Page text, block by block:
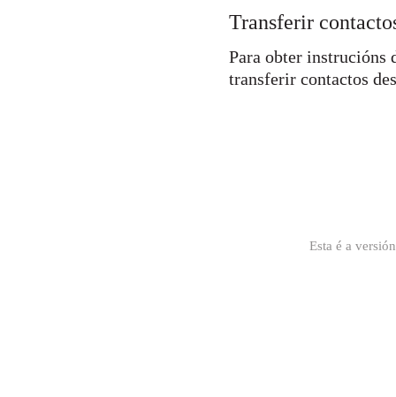
Transferir
Para obter instrucións
transferir contactos
Esta é a